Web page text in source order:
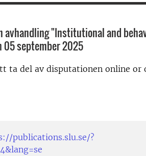
avhandling "Institutional and
05 september 2025
ta del av disputationen online or
publications.slu.se/?